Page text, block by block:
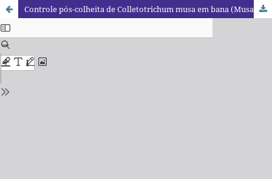
Controle pós-colheita de Colletotrichum musa em bana (Musa sp.) por cânfora (Artemísia camphorata) e quitosana